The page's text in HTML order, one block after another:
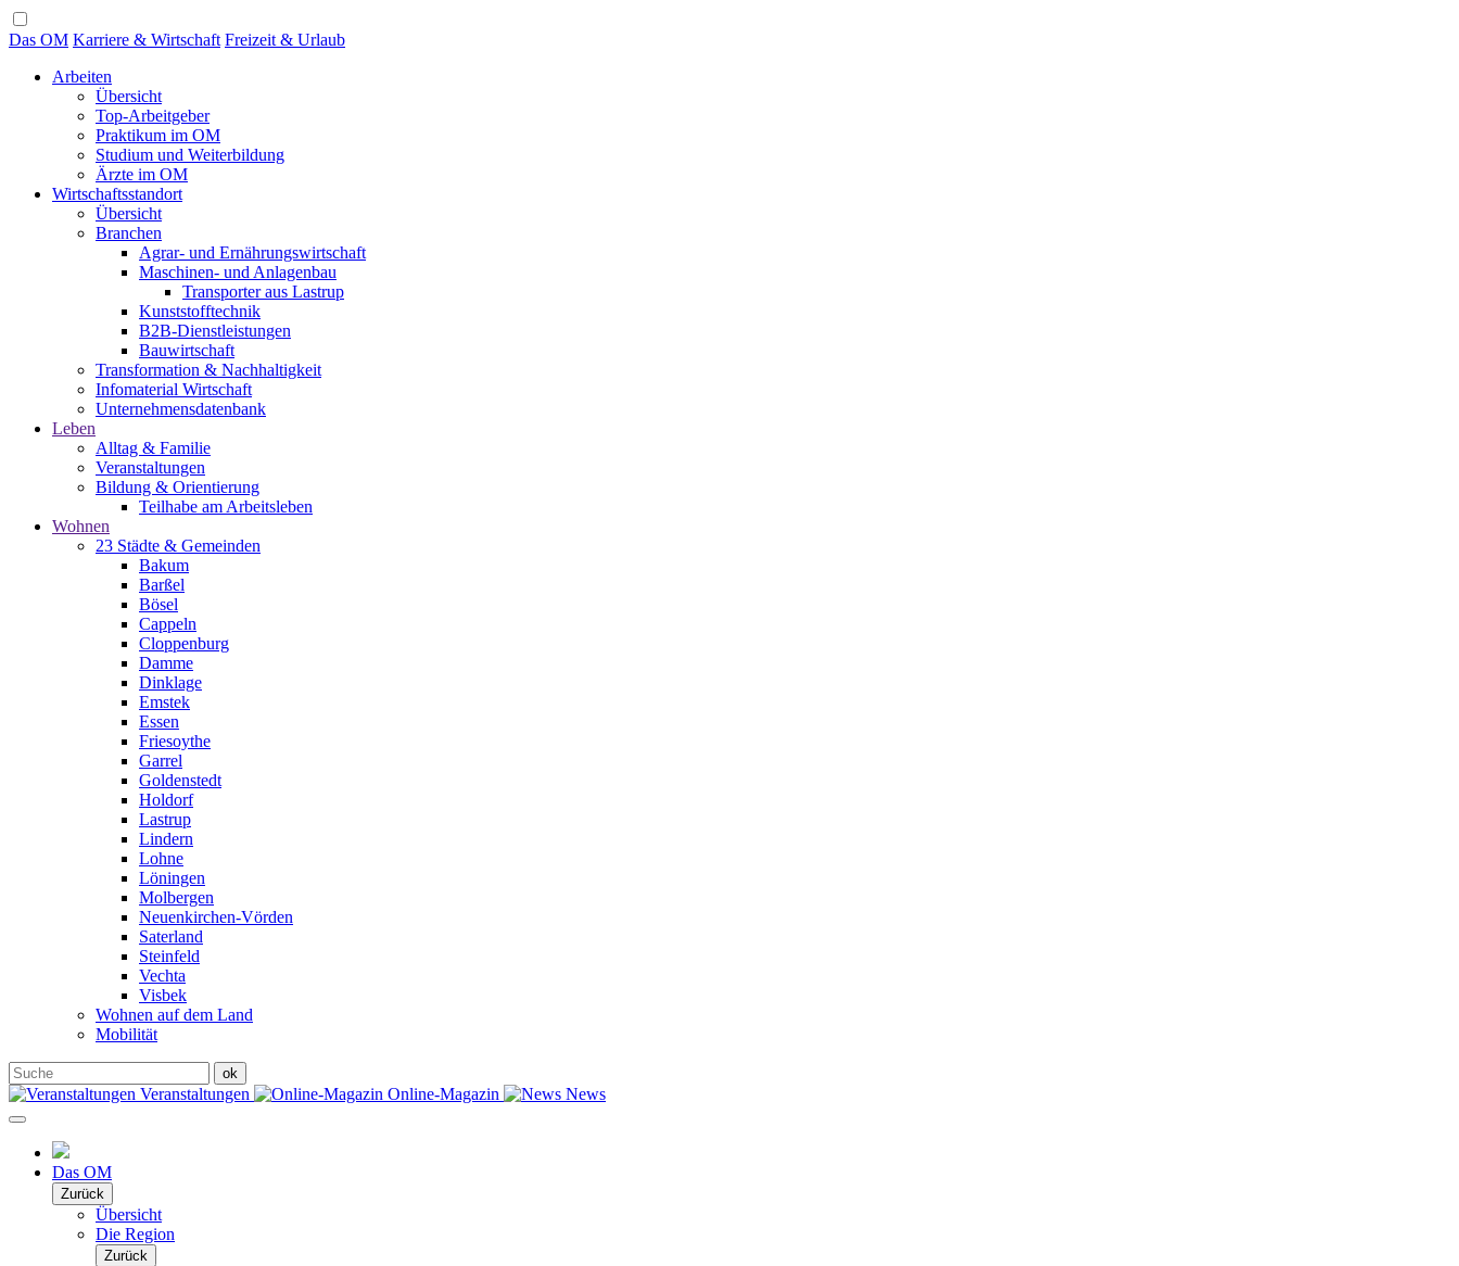
Das OM Karriere & Wirtschaft Freizeit & Urlaub
Arbeiten
Übersicht
Top-Arbeitgeber
Praktikum im OM
Studium und Weiterbildung
Ärzte im OM
Wirtschaftsstandort
Übersicht
Branchen
Agrar- und Ernährungswirtschaft
Maschinen- und Anlagenbau
Transporter aus Lastrup
Kunststofftechnik
B2B-Dienstleistungen
Bauwirtschaft
Transformation & Nachhaltigkeit
Infomaterial Wirtschaft
Unternehmensdatenbank
Leben
Alltag & Familie
Veranstaltungen
Bildung & Orientierung
Teilhabe am Arbeitsleben
Wohnen
23 Städte & Gemeinden
Bakum
Barßel
Bösel
Cappeln
Cloppenburg
Damme
Dinklage
Emstek
Essen
Friesoythe
Garrel
Goldenstedt
Holdorf
Lastrup
Lindern
Lohne
Löningen
Molbergen
Neuenkirchen-Vörden
Saterland
Steinfeld
Vechta
Visbek
Wohnen auf dem Land
Mobilität
Veranstaltungen Online-Magazin News
Das OM
Zurück
Übersicht
Die Region
Zurück